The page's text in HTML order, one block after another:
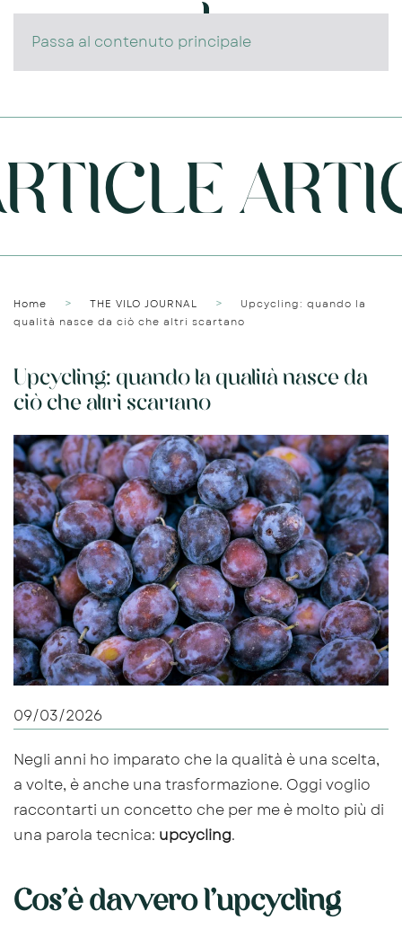
Passa al contenuto principale
Home THE VILO JOURNAL
Upcycling: quando la
qualità nasce da ciò che altri scartano
Upcycling: quando la qualità nasce da
ciò che altri scartano
09/03/2026
Negli anni ho imparato che la qualità è una scelta,
a volte, è anche una trasformazione. Oggi voglio
raccontarti un concetto che per me è molto più di
una parola tecnica: upcycling.
Cos’è davvero l’upcycling